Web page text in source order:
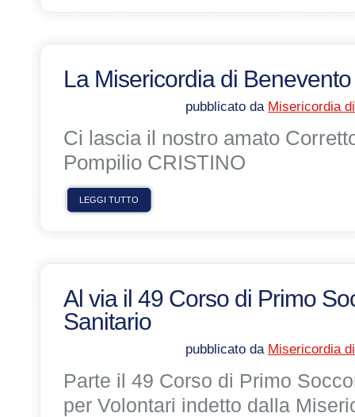
La Misericordia di
pubblicato da Misericordia
Ci lascia il nostro amato
Pompilio CRISTINO
LEGGI TUTTO
Al via il 49 Corso di Primo
Sanitario
pubblicato da Misericordia
Parte il 49 Corso di Primo
per Volontari indetto dalla